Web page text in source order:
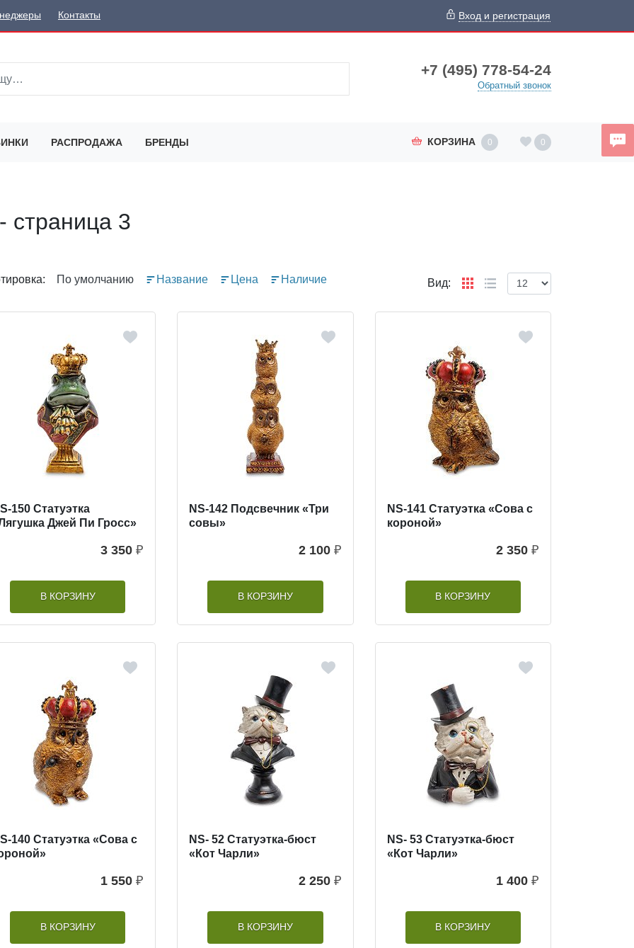
Контакты Вход и регистрация
+7 (495) 778-54-24
Обратный звонок
РАСПРОДАЖА БРЕНДЫ КОРЗИНА 0 0
страница 3
По умолчанию Название Цена Наличие Вид:
150 Статуэтка
Джей Пи Гросс»
3 350 ₽
В КОРЗИНУ
NS-142 Подсвечник «Три
cовы»
2 100 ₽
В КОРЗИНУ
NS-141 Статуэтка «Сова с
короной»
2 350 ₽
В КОРЗИНУ
140 Статуэтка «Сова с
1 550 ₽
В КОРЗИНУ
NS- 52 Статуэтка-бюст
«Кот Чарли»
2 250 ₽
В КОРЗИНУ
NS- 53 Статуэтка-бюст
«Кот Чарли»
1 400 ₽
В КОРЗИНУ